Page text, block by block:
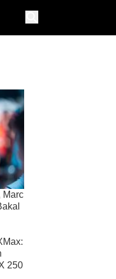
Marc
250